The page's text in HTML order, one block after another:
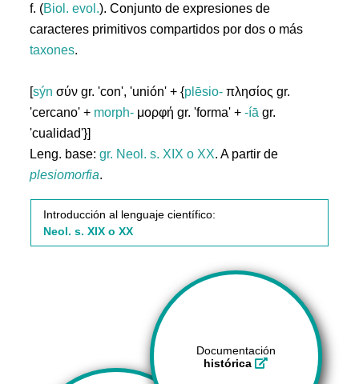
f. (Biol. evol.). Conjunto de expresiones de
caracteres primitivos compartidos por dos o más
taxones.
[sýn σύν gr. 'con', 'unión' + {plēsio- πλησίος gr.
'cercano' + morph- μορφή gr. 'forma' +-íā gr.
'cualidad'}]
Leng. base:gr. Neol. s. XIX o XX. A partir de
plesiomorfia.
Introducción al lenguaje científico:
Neol. s. XIX o XX
Documentación
histórica